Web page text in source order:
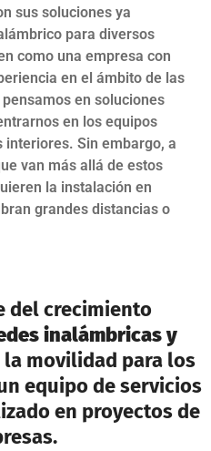
sus soluciones ya
para diversos
como una empresa con
en el ámbito de las
en soluciones
en los equipos
Sin embargo, a
van más allá de estos
la instalación en
grandes distancias o
del crecimiento
inalámbricas y
movilidad para los
equipo de servicios
en proyectos de